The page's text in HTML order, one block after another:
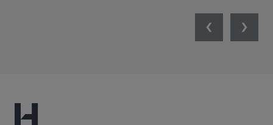
PreviousNext